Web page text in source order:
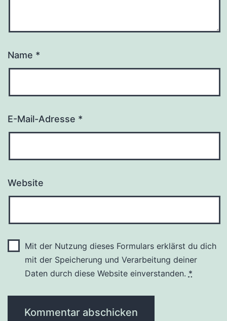
Name *
E-Mail-Adresse *
Website
Mit der Nutzung dieses Formulars erklärst du dich
mit der Speicherung und Verarbeitung deiner
Daten durch diese Website einverstanden. *